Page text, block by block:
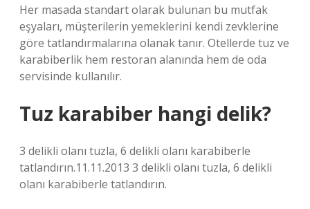
Her masada standart olarak bulunan bu mutfak
eşyaları, müşterilerin yemeklerini kendi zevklerine
göre tatlandırmalarına olanak tanır. Otellerde tuz ve
karabiberlik hem restoran alanında hem de oda
servisinde kullanılır.
Tuz karabiber hangi delik?
3 delikli olanı tuzla, 6 delikli olanı karabiberle
tatlandırın.11.11.2013 3 delikli olanı tuzla, 6 delikli
olanı karabiberle tatlandırın.